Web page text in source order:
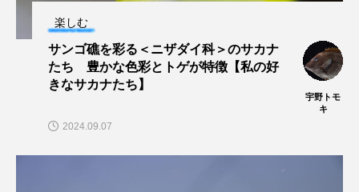
楽しむ
サンゴ礁を彩る＜ニザダイ科＞のサカナ
たち 豊かな色彩とトゲが特徴【私の好
きなサカナたち】
宇野トモ
キ
2024.09.07